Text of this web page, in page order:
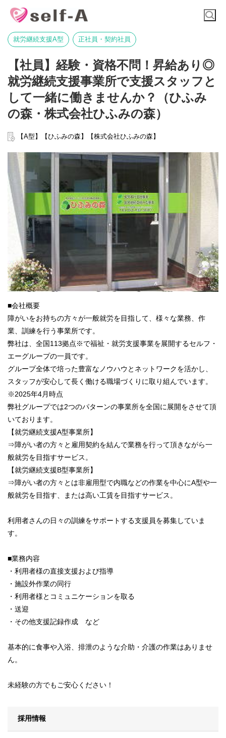
就労継続支援A型 正社員・契約社員
【社員】経験・資格不問！昇給あり◎
就労継続支援事業所で支援スタッフと
して一緒に働きませんか？（ひふみ
の森・株式会社ひふみの森）
【A型】【ひふみの森】【株式会社ひふみの森】
■会社概要
障がいをお持ちの方々が一般就労を目指して、様々な業務、作
業、訓練を行う事業所です。
弊社は、全国113拠点※で福祉・就労支援事業を展開するセルフ・
エーグループの一員です。
グループ全体で培った豊富なノウハウとネットワークを活かし、
スタッフが安心して長く働ける職場づくりに取り組んでいます。
※2025年4月時点
弊社グループでは2つのパターンの事業所を全国に展開をさせて頂
いております。
【就労継続支援A型事業所】
⇒障がい者の方々と雇用契約を結んで業務を行って頂きながら一
般就労を目指すサービス。
【就労継続支援B型事業所】
⇒障がい者の方々とは非雇用型で内職などの作業を中心にA型や一
般就労を目指す、または高い工賃を目指すサービス。
利用者さんの日々の訓練をサポートする支援員を募集していま
す。
■業務内容
・利用者様の直接支援および指導
・施設外作業の同行
・利用者様とコミュニケーションを取る
・送迎
・その他支援記録作成 など
基本的に食事や入浴、排泄のような介助・介護の作業はありませ
ん。
未経験の方でもご安心ください！
採用情報